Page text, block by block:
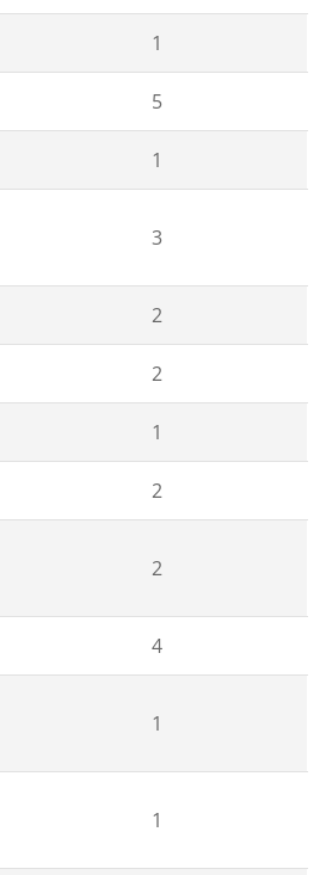
1
5
1
3
2
2
1
2
2
4
1
1